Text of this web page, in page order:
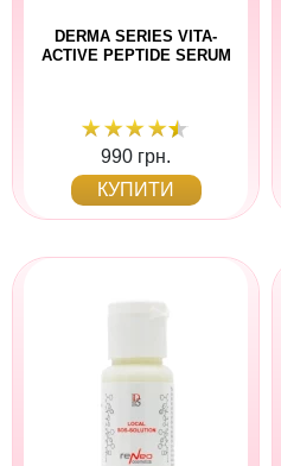
DERMA SERIES VITA-
ACTIVE PEPTIDE SERUM
990 грн.
КУПИТИ